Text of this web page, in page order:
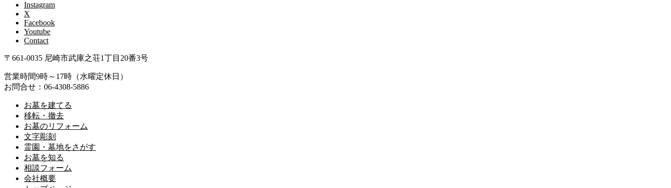
Instagram
X
Facebook
Youtube
Contact
〒661-0035 尼崎市武庫之荘1丁目20番3号
営業時間9時～17時（水曜定休日）
お問合せ：06-4308-5886
お墓を建てる
移転・撤去
お墓のリフォーム
文字彫刻
霊園・墓地をさがす
お墓を知る
相談フォーム
会社概要